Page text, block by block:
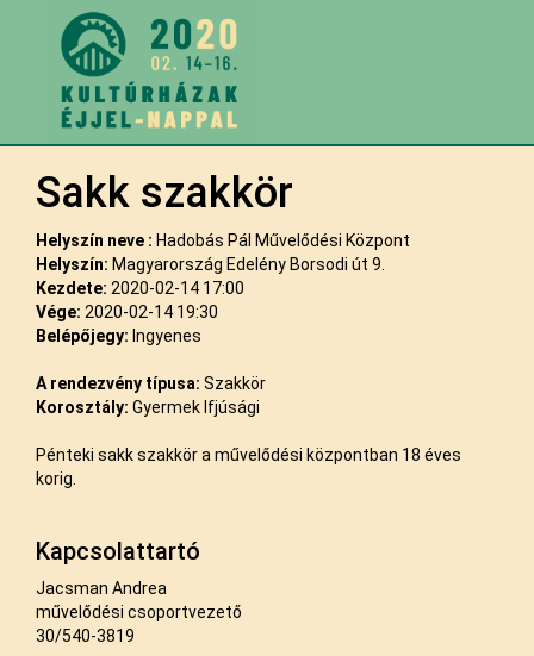
Sakk szakkör
Helyszín neve : Hadobás Pál Művelődési Központ
Helyszín: Magyarország Edelény Borsodi út 9.
Kezdete: 2020-02-14 17:00
Vége: 2020-02-14 19:30
Belépőjegy: Ingyenes
A rendezvény típusa: Szakkör
Korosztály: Gyermek Ifjúsági
Pénteki sakk szakkör a művelődési központban 18 éves
korig.
Kapcsolattartó
Jacsman Andrea
művelődési csoportvezető
30/540-3819